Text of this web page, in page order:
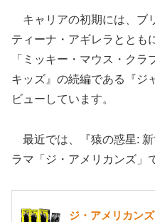
キャリアの初期には、ブ
ティーナ・アギレラととも
「ミッキー・マウス・ク
キッズ』の続編である『ジ
ビューしています。
最近では、『猿の惑星:
ラマ「ジ・アメリカンズ」
ジ・アメリカン